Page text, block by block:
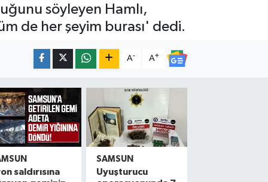
söyleyen Hamlı,
de her şeyim burası' dedi.
A- A+
saldırısına
SAMSUN
Uyuşturucu